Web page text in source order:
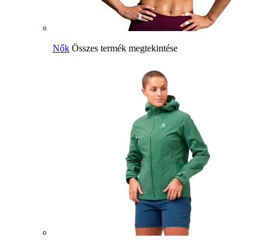
Nők Összes termék megtekintése